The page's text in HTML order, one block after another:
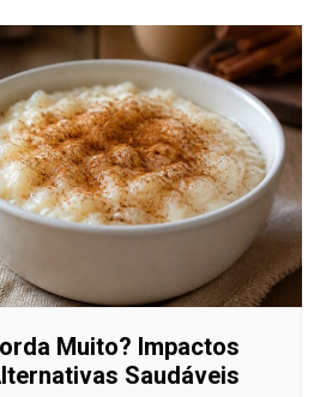
Muito? Impactos
Saudáveis